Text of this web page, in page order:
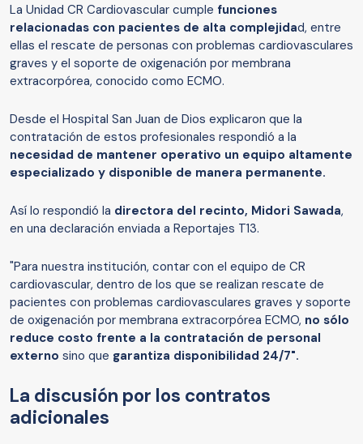
La Unidad CR Cardiovascular cumple funciones
relacionadas con pacientes de alta complejidad, entre
ellas el rescate de personas con problemas cardiovasculares
graves y el soporte de oxigenación por membrana
extracorpórea, conocido como ECMO.
Desde el Hospital San Juan de Dios explicaron que la
contratación de estos profesionales respondió a la
necesidad de mantener operativo un equipo altamente
especializado y disponible de manera permanente.
Así lo respondió la directora del recinto, Midori Sawada,
en una declaración enviada a Reportajes T13.
"Para nuestra institución, contar con el equipo de CR
cardiovascular, dentro de los que se realizan rescate de
pacientes con problemas cardiovasculares graves y soporte
de oxigenación por membrana extracorpórea ECMO, no sólo
reduce costo frente a la contratación de personal
externo sino que garantiza disponibilidad 24/7".
La discusión por los contratos
adicionales